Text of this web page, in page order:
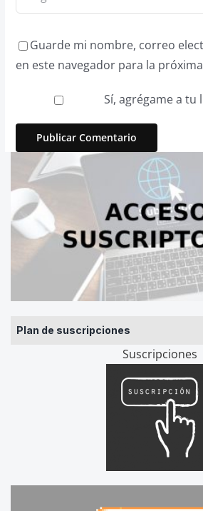
Plan de suscripciones
Suscripciones
Guarde mi nombre, correo
en este navegador para la
Sí, agrégame a tu